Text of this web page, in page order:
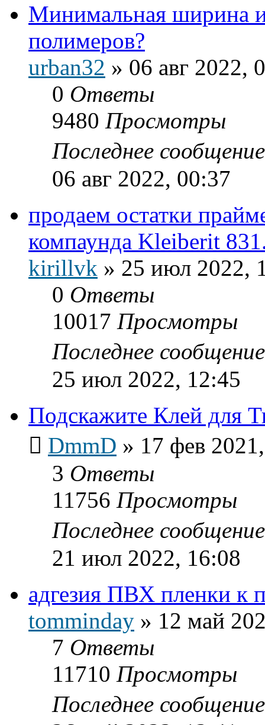
Минимальная ширина
полимеров?
urban32 » 06 авг 2022,
0 Ответы
9480 Просмотры
Последнее
06 авг 2022, 00:37
продаем остатки
компаунда Kleiberit
kirillvk » 25 июл 2022,
0 Ответы
10017 Просмотры
Последнее
25 июл 2022, 12:45
Подскажите Клей для
DmmD » 17 фев
3 Ответы
11756 Просмотры
Последнее
21 июл 2022, 16:08
адгезия ПВХ пленки к
tomminday » 12 май
7 Ответы
11710 Просмотры
Последнее